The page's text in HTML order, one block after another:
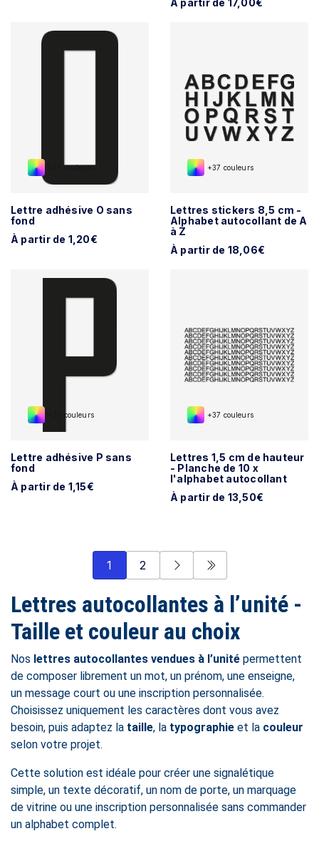
À partir de 17,00€
+37 couleurs
Lettre adhésive O sans
fond
À partir de 1,20€
+37 couleurs
Lettres stickers 8,5 cm -
Alphabet autocollant de A
à Z
À partir de 18,06€
+37 couleurs
Lettre adhésive P sans
fond
À partir de 1,15€
+37 couleurs
Lettres 1,5 cm de hauteur
- Planche de 10 x
l'alphabet autocollant
À partir de 13,50€
1 2
Lettres autocollantes à l’unité -
Taille et couleur au choix
Nos lettres autocollantes vendues à l’unité permettent
de composer librement un mot, un prénom, une enseigne,
un message court ou une inscription personnalisée.
Choisissez uniquement les caractères dont vous avez
besoin, puis adaptez la taille, la typographie et la couleur
selon votre projet.
Cette solution est idéale pour créer une signalétique
simple, un texte décoratif, un nom de porte, un marquage
de vitrine ou une inscription personnalisée sans commander
un alphabet complet.